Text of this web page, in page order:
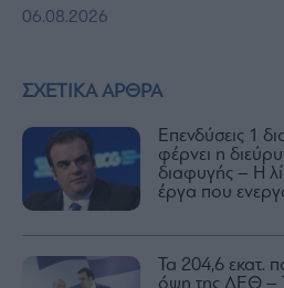
ΣΧΕΤΙΚΑ ΑΡΘΡΑ
Επενδύσεις 1
φέρνει η
διαφυγής – Η
έργα που
Τα 204,6 εκατ.
06.08.2026